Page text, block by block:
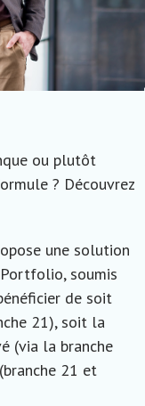
ou plutôt
? Découvrez
une solution
Portfolio, soumis
de soit
21), soit la
(via la branche
21 et